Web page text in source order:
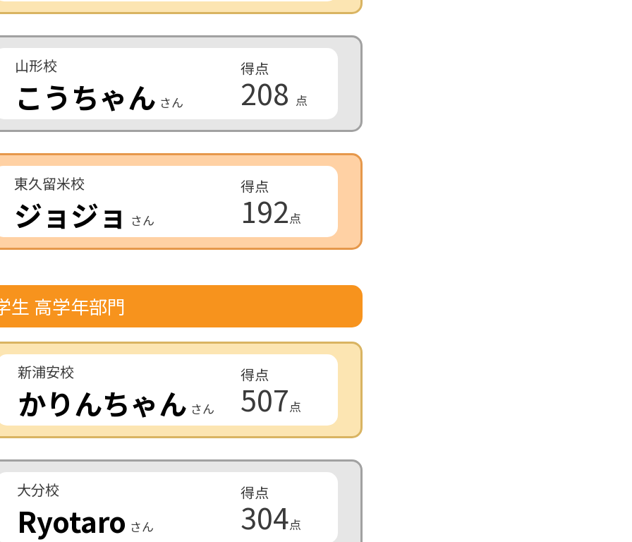
山形校
こうちゃん さん
得点
208 点
東久留米校
ジョジョ さん
得点
192点
生 高学年部門
新浦安校
かりんちゃん さん
得点
507点
大分校
Ryotaro さん
得点
304点